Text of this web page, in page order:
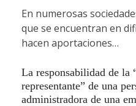
En numerosas
que se encuentran en
hacen aportaciones…
La responsabilidad de la
representante” de una
administradora de una